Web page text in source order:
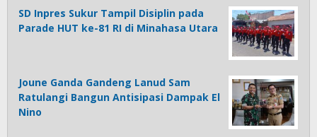
SD Inpres Sukur Tampil Disiplin pada
Parade HUT ke-81 RI di Minahasa Utara
Joune Ganda Gandeng Lanud Sam
Ratulangi Bangun Antisipasi Dampak El
Nino